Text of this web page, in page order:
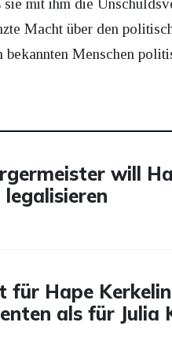
mit ihm die
Macht über den
Menschen
will
legalisieren
für Hape
als für Julia